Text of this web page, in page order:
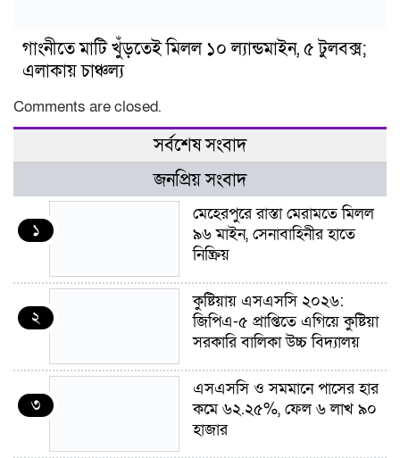
গাংনীতে মাটি খুঁড়তেই মিলল ১০ ল্যান্ডমাইন, ৫ টুলবক্স;
এলাকায় চাঞ্চল্য
Comments are closed.
সর্বশেষ সংবাদ
জনপ্রিয় সংবাদ
১
মেহেরপুরে রাস্তা মেরামতে মিলল
৯৬ মাইন, সেনাবাহিনীর হাতে
নিষ্ক্রিয়
২
কুষ্টিয়ায় এসএসসি ২০২৬:
জিপিএ-৫ প্রাপ্তিতে এগিয়ে কুষ্টিয়া
সরকারি বালিকা উচ্চ বিদ্যালয়
৩
এসএসসি ও সমমানে পাসের হার
কমে ৬২.২৫%, ফেল ৬ লাখ ৯০
হাজার